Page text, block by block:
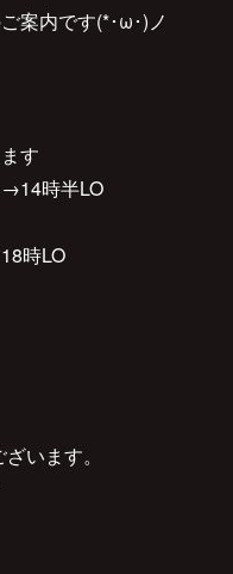
案内です(*･ω･)ノ
す
時半LO
時LO
います。